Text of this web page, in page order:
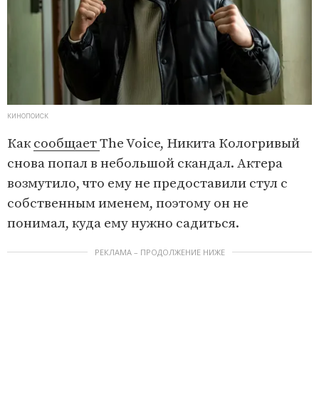
КИНОПОИСК
КаксообщаетThe Voice, Никита Кологривый
снова попал в небольшой скандал. Актера
возмутило, что ему не предоставили стул с
собственным именем, поэтому он не
понимал, куда ему нужно садиться.
РЕКЛАМА – ПРОДОЛЖЕНИЕ НИЖЕ